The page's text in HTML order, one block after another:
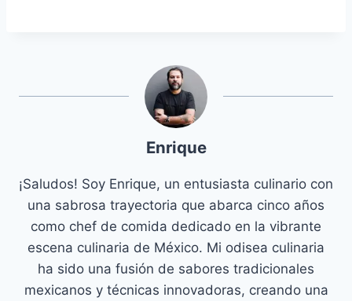
Enrique
¡Saludos! Soy Enrique, un entusiasta culinario con
una sabrosa trayectoria que abarca cinco años
como chef de comida dedicado en la vibrante
escena culinaria de México. Mi odisea culinaria
ha sido una fusión de sabores tradicionales
mexicanos y técnicas innovadoras, creando una